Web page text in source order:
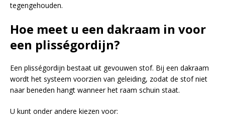
tegengehouden.
Hoe meet u een dakraam in voor
een plisségordijn?
Een plisségordijn bestaat uit gevouwen stof. Bij een dakraam
wordt het systeem voorzien van geleiding, zodat de stof niet
naar beneden hangt wanneer het raam schuin staat.
U kunt onder andere kiezen voor: